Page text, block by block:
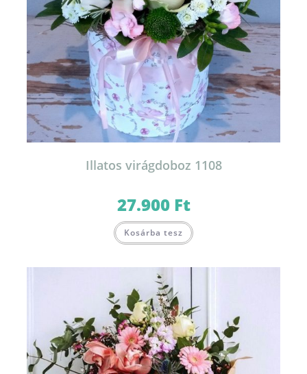
Illatos virágdoboz 1108
27.900 Ft
Kosárba tesz